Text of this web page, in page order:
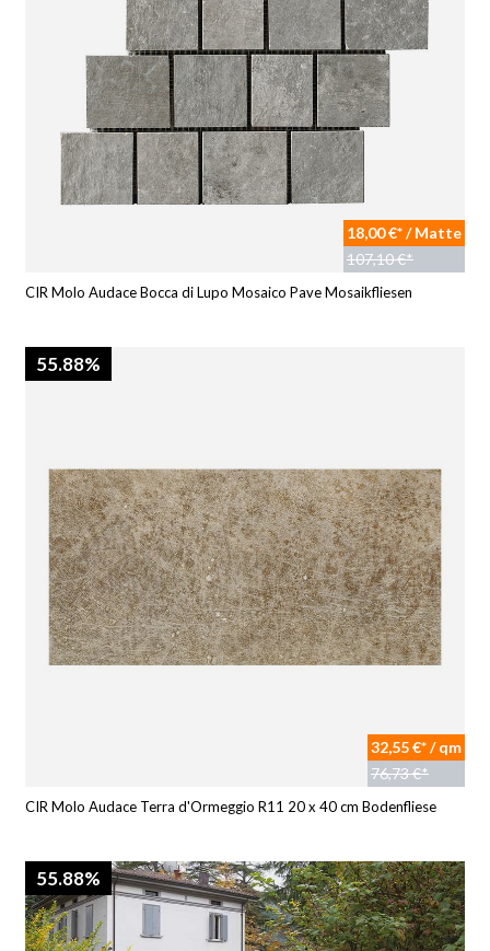
18,00 €* / Matte
107,10 €*
CIR Molo Audace Bocca di Lupo Mosaico Pave Mosaikfliesen
55.88%
32,55 €* / qm
76,73 €*
CIR Molo Audace Terra d'Ormeggio R11 20 x 40 cm Bodenfliese
55.88%